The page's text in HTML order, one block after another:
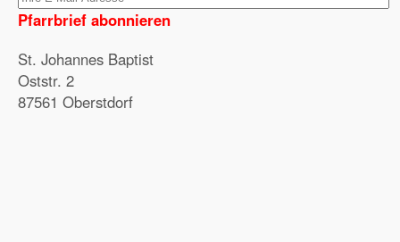
Pfarrbrief abonnieren
St. Johannes Baptist
Oststr. 2
87561 Oberstdorf